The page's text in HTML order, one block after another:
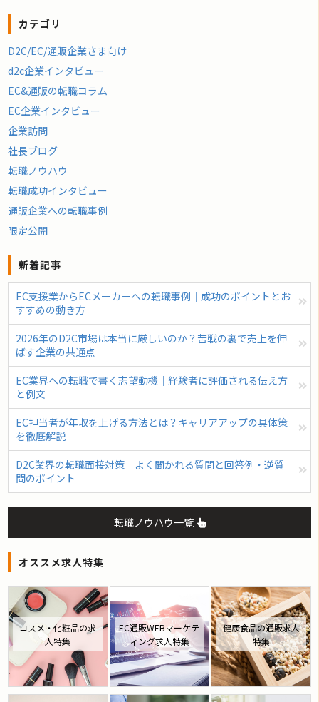
カテゴリ
D2C/EC/通販企業さま向け
d2c企業インタビュー
EC&通販の転職コラム
EC企業インタビュー
企業訪問
社長ブログ
転職ノウハウ
転職成功インタビュー
通販企業への転職事例
限定公開
新着記事
EC支援業からECメーカーへの転職事例｜成功のポイントとお
すすめの動き方
2026年のD2C市場は本当に厳しいのか？苦戦の裏で売上を伸
ばす企業の共通点
EC業界への転職で書く志望動機｜経験者に評価される伝え方
と例文
EC担当者が年収を上げる方法とは？キャリアアップの具体策
を徹底解説
D2C業界の転職面接対策｜よく聞かれる質問と回答例・逆質
問のポイント
転職ノウハウ一覧
オススメ求人特集
コスメ・化粧品の求
人特集
EC通販WEBマーケテ
ィング求人特集
健康食品の通販求人
特集